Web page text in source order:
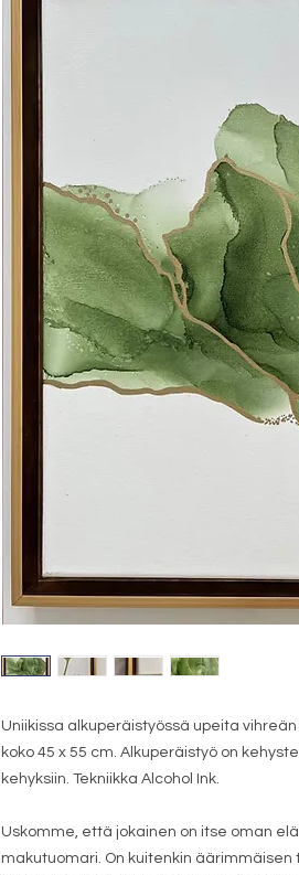
Uniikissa alkuperäistyössä upeita
koko 45 x 55 cm. Alkuperäistyö on
kehyksiin. Tekniikka Alcohol Ink.
Uskomme, että jokainen on itse oman
makutuomari. On kuitenkin